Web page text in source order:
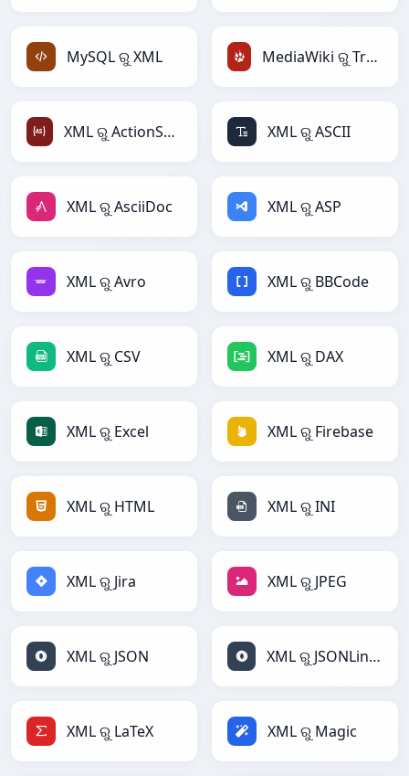
MySQL ରୁ XML MediaWiki ରୁ TracWiki
XML ରୁ ActionScript XML ରୁ ASCII
XML ରୁ AsciiDoc XML ରୁ ASP
XML ରୁ Avro XML ରୁ BBCode
XML ରୁ CSV XML ରୁ DAX
XML ରୁ Excel XML ରୁ Firebase
XML ରୁ HTML XML ରୁ INI
XML ରୁ Jira XML ରୁ JPEG
XML ରୁ JSON XML ରୁ JSONLines
XML ରୁ LaTeX XML ରୁ Magic